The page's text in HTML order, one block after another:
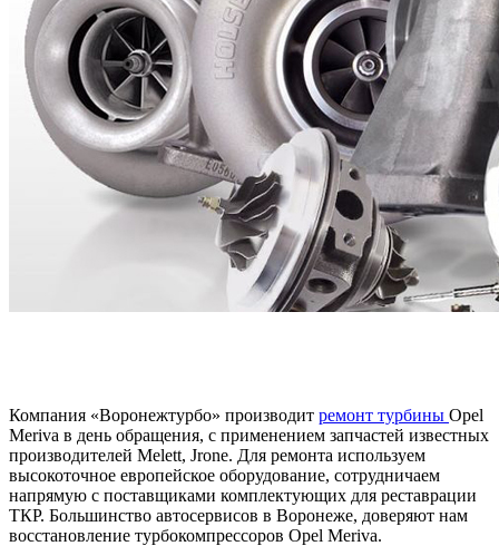
Компания «Воронежтурбо» производит ремонт турбины Opel
Meriva в день обращения, с применением запчастей известных
производителей Melett, Jrone. Для ремонта используем
высокоточное европейское оборудование, сотрудничаем
напрямую с поставщиками комплектующих для реставрации
ТКР. Большинство автосервисов в Воронеже, доверяют нам
восстановление турбокомпрессоров Opel Meriva.